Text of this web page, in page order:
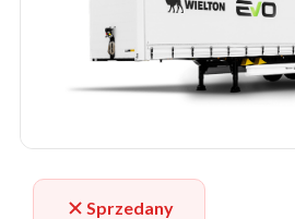
Sprzedany